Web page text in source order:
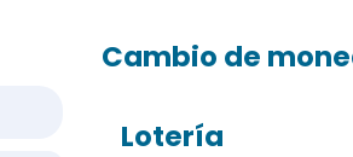
Cambio de
Lotería